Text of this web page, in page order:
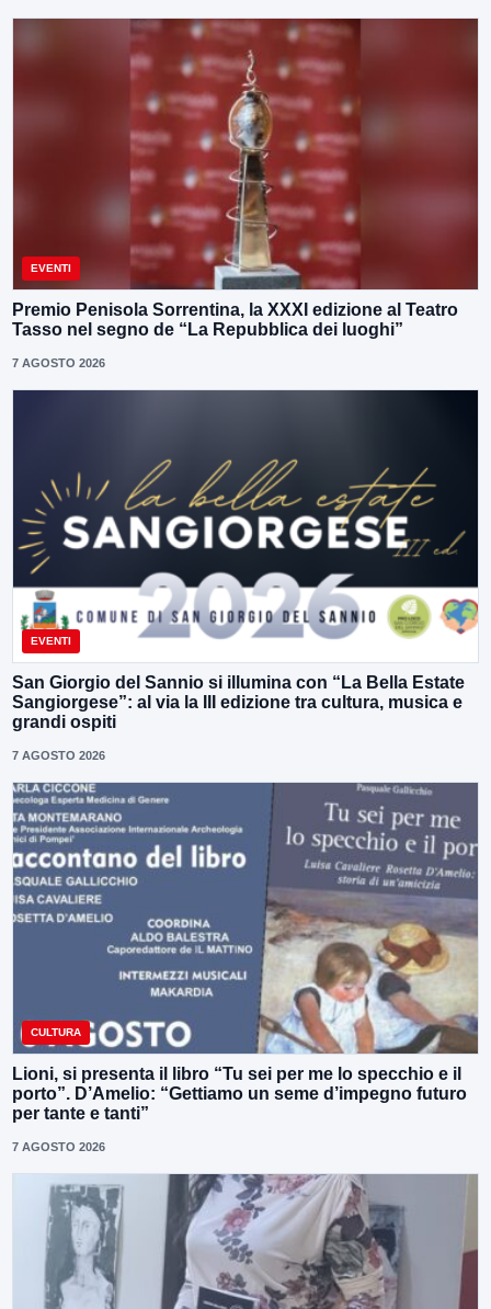
EVENTI
Premio Penisola Sorrentina, la XXXI edizione al Teatro
Tasso nel segno de “La Repubblica dei luoghi”
7 AGOSTO 2026
EVENTI
San Giorgio del Sannio si illumina con “La Bella Estate
Sangiorgese”: al via la III edizione tra cultura, musica e
grandi ospiti
7 AGOSTO 2026
CULTURA
Lioni, si presenta il libro “Tu sei per me lo specchio e il
porto”. D’Amelio: “Gettiamo un seme d’impegno futuro
per tante e tanti”
7 AGOSTO 2026